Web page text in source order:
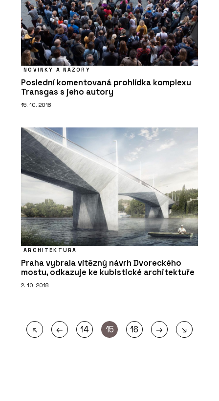
NOVINKY A NÁZORY
Poslední komentovaná prohlídka komplexu
Transgas s jeho autory
15. 10. 2018
ARCHITEKTURA
Praha vybrala vítězný návrh Dvoreckého
mostu, odkazuje ke kubistické architektuře
2. 10. 2018
↖ ← 14 15 16 → ↘